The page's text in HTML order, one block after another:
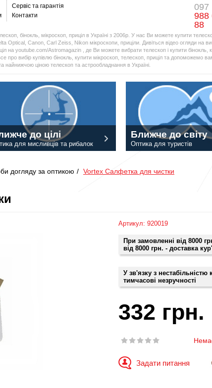
Сервіс та гарантія
Контакти
097
988
88
бінокль, мікроскоп, приціл в Україні з 2006р. У нас Ви можете купити
Optical, Canon, Carl Zeiss, Nikon мікроскопи, приціли. Дивіться відео огляди на
на youtube.com/Astromagazin , де Ви можете вибрати телескоп і купити бінокль,
про вибір купівлю бінокль, купити мікроскоп, телескоп, приціл та допоможемо
найнижчою ціною телескоп та астрообладнання в Україні.
до цілі
для мисливців та рибалок
Ближче до світу
Оптика для туристів
догляду за оптикою / Vortex Салфетка для чистки
Артикул: 920019
При замовленні від 8000
від 8000 грн. - доставка
У зв'язку з
тимчасові незручності
332 грн.
Задати питання